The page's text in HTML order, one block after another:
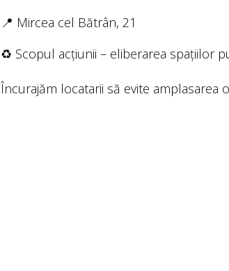
📍 Mircea cel Bătrân, 21
♻️ Scopul acțiunii – eliberarea spațiilor
Încurajăm locatarii să evite